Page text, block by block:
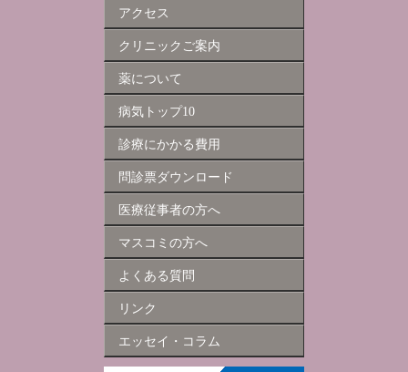
アクセス
クリニックご案内
薬について
病気トップ10
診療にかかる費用
問診票ダウンロード
医療従事者の方へ
マスコミの方へ
よくある質問
リンク
エッセイ・コラム